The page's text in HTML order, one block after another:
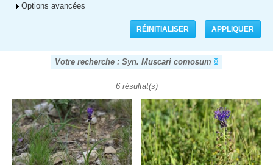
Afficher
Options avancées
Votre recherche : Syn. Muscari comosum
6 résultat(s)